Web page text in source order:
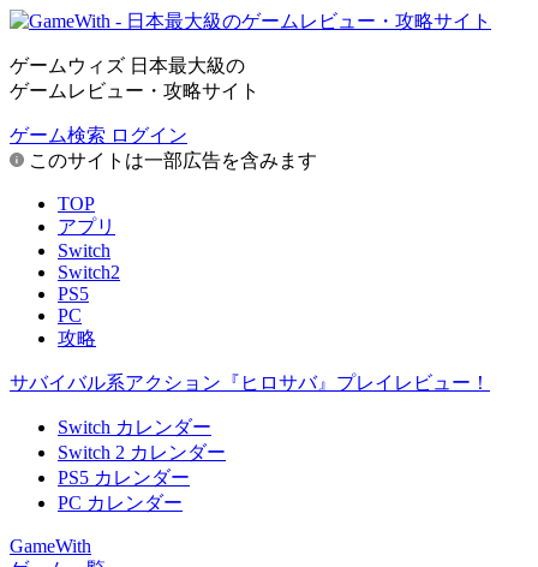
ゲームウィズ 日本最大級の
ゲームレビュー・攻略サイト
ゲーム検索 ログイン
このサイトは一部広告を含みます
TOP
アプリ
Switch
Switch2
PS5
PC
攻略
サバイバル系アクション『ヒロサバ』プレイレビュー！
Switch カレンダー
Switch 2 カレンダー
PS5 カレンダー
PC カレンダー
GameWith